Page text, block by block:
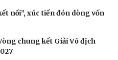
nối”, xúc tiến đón dòng vốn
chung kết Giải Vô địch